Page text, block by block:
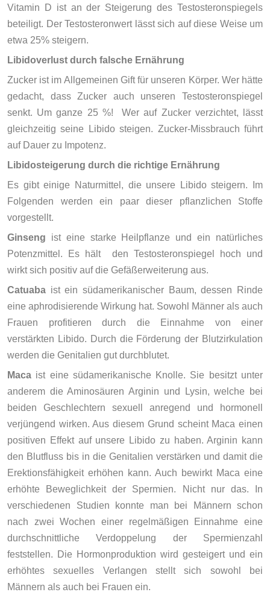
Vitamin D ist an der Steigerung des Testosteronspiegels
beteiligt. Der Testosteronwert lässt sich auf diese Weise um
etwa 25% steigern.
Libidoverlust durch falsche Ernährung
Zucker ist im Allgemeinen Gift für unseren Körper. Wer hätte
gedacht, dass Zucker auch unseren Testosteronspiegel
senkt. Um ganze 25 %! Wer auf Zucker verzichtet, lässt
gleichzeitig seine Libido steigen. Zucker-Missbrauch führt
auf Dauer zu Impotenz.
Libidosteigerung durch die richtige Ernährung
Es gibt einige Naturmittel, die unsere Libido steigern. Im
Folgenden werden ein paar dieser pflanzlichen Stoffe
vorgestellt.
Ginseng ist eine starke Heilpflanze und ein natürliches
Potenzmittel. Es hält den Testosteronspiegel hoch und
wirkt sich positiv auf die Gefäßerweiterung aus.
Catuaba ist ein südamerikanischer Baum, dessen Rinde
eine aphrodisierende Wirkung hat. Sowohl Männer als auch
Frauen profitieren durch die Einnahme von einer
verstärkten Libido. Durch die Förderung der Blutzirkulation
werden die Genitalien gut durchblutet.
Maca ist eine südamerikanische Knolle. Sie besitzt unter
anderem die Aminosäuren Arginin und Lysin, welche bei
beiden Geschlechtern sexuell anregend und hormonell
verjüngend wirken. Aus diesem Grund scheint Maca einen
positiven Effekt auf unsere Libido zu haben. Arginin kann
den Blutfluss bis in die Genitalien verstärken und damit die
Erektionsfähigkeit erhöhen kann. Auch bewirkt Maca eine
erhöhte Beweglichkeit der Spermien. Nicht nur das. In
verschiedenen Studien konnte man bei Männern schon
nach zwei Wochen einer regelmäßigen Einnahme eine
durchschnittliche Verdoppelung der Spermienzahl
feststellen. Die Hormonproduktion wird gesteigert und ein
erhöhtes sexuelles Verlangen stellt sich sowohl bei
Männern als auch bei Frauen ein.